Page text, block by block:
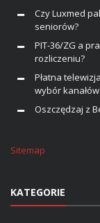
Czy Luxmed
seniorów?
PIT-36/ZG a
rozliczeniu?
Płatna
wybór
Oszczędzaj z
Sitemap
KATEGORIE